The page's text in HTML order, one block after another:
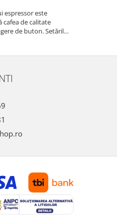
espressor este
cafea de calitate
de buton. Setările
gospodărie!